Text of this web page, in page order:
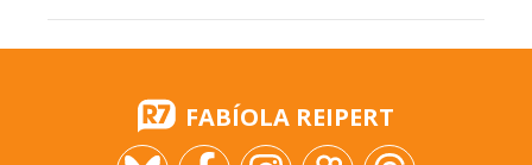
FABÍOLA REIPERT